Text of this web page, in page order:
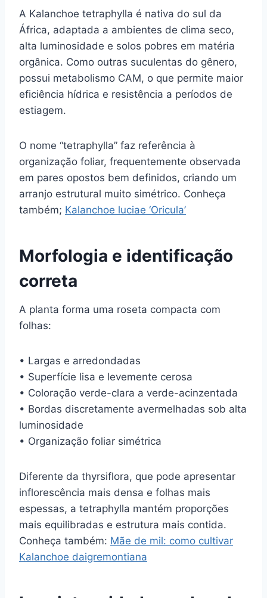
A Kalanchoe tetraphylla é nativa do sul da
África, adaptada a ambientes de clima seco,
alta luminosidade e solos pobres em matéria
orgânica. Como outras suculentas do gênero,
possui metabolismo CAM, o que permite maior
eficiência hídrica e resistência a períodos de
estiagem.
O nome “tetraphylla” faz referência à
organização foliar, frequentemente observada
em pares opostos bem definidos, criando um
arranjo estrutural muito simétrico. Conheça
também; Kalanchoe luciae ‘Oricula’
Morfologia e identificação
correta
A planta forma uma roseta compacta com
folhas:
• Largas e arredondadas
• Superfície lisa e levemente cerosa
• Coloração verde-clara a verde-acinzentada
• Bordas discretamente avermelhadas sob alta
luminosidade
• Organização foliar simétrica
Diferente da thyrsiflora, que pode apresentar
inflorescência mais densa e folhas mais
espessas, a tetraphylla mantém proporções
mais equilibradas e estrutura mais contida.
Conheça também: Mãe de mil: como cultivar
Kalanchoe daigremontiana